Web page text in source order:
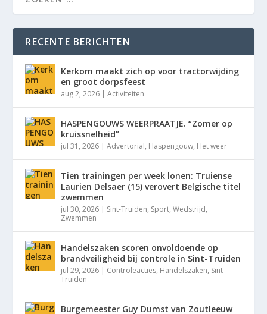
RECENTE BERICHTEN
Kerkom maakt zich op voor tractorwijding
en groot dorpsfeest
aug 2, 2026 |Activiteiten
HASPENGOUWS WEERPRAATJE. “Zomer op
kruissnelheid”
jul 31, 2026 |Advertorial, Haspengouw, Het weer
Tien trainingen per week lonen: Truiense
Laurien Delsaer (15) verovert Belgische titel
zwemmen
jul 30, 2026 | Sint-Truiden, Sport,Wedstrijd,
Zwemmen
Handelszaken scoren onvoldoende op
brandveiligheid bij controle in Sint-Truiden
jul 29, 2026 | Controleacties, Handelszaken, Sint-
Truiden
Burgemeester Guy Dumst van Zoutleeuw